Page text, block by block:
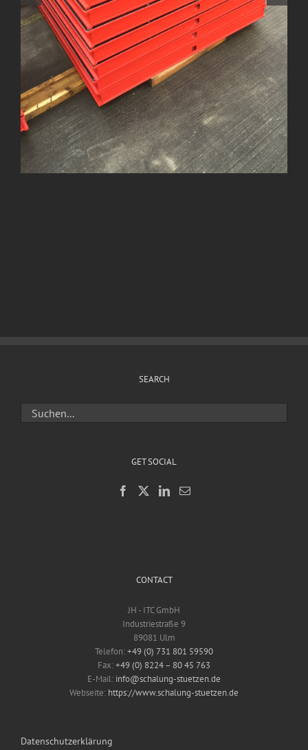
SEARCH
GET SOCIAL
CONTACT
JH - ITC GmbH
Industriestraße 9
89081 Ulm
Telefon:+49 (0) 731 801 59590
Fax:+49 (0) 8224 – 80 45 763
E-Mail: info@schalung-stuetzen.de
Webseite: https://www.schalung-stuetzen.de
Datenschutzerklärung